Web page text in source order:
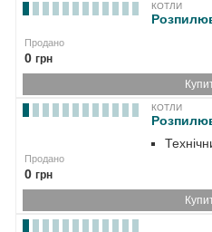
КОТЛИ
Продано
0 грн
КОТЛИ
Продано
0 грн